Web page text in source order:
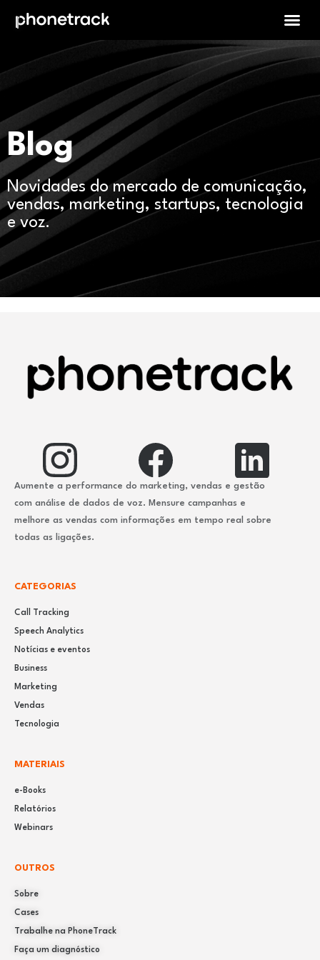
Blog
Novidades do mercado de comunicação,
vendas, marketing, startups, tecnologia
e voz.
Aumente a performance do marketing, vendas e gestão
com análise de dados de voz. Mensure campanhas e
melhore as vendas com informações em tempo real sobre
todas as ligações.
CATEGORIAS
Call Tracking
Speech Analytics
Notícias e eventos
Business
Marketing
Vendas
Tecnologia
MATERIAIS
e-Books
Relatórios
Webinars
OUTROS
Sobre
Cases
Trabalhe na PhoneTrack
Faça um diagnóstico